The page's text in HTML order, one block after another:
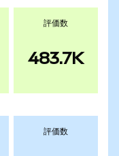
評価数
483.7K
評価数